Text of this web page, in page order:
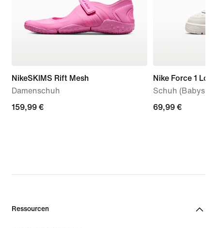
NikeSKIMS Rift Mesh
Damenschuh
159,99 €
159,99 €
Nike Force 1 Low
Schuh (Babys,
69,99 €
69,99 €
Ressourcen